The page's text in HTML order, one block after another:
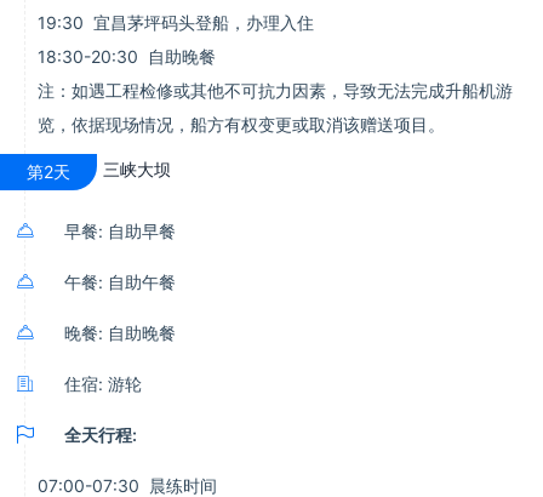
19:30 宜昌茅坪码头登船，办理入住
18:30-20:30 自助晚餐
注：如遇工程检修或其他不可抗力因素，导致无法完成升船机游
览，依据现场情况，船方有权变更或取消该赠送项目。
第2天 三峡大坝
 早餐: 自助早餐
 午餐: 自助午餐
 晚餐: 自助晚餐
 住宿: 游轮
 全天行程:
07:00-07:30 晨练时间